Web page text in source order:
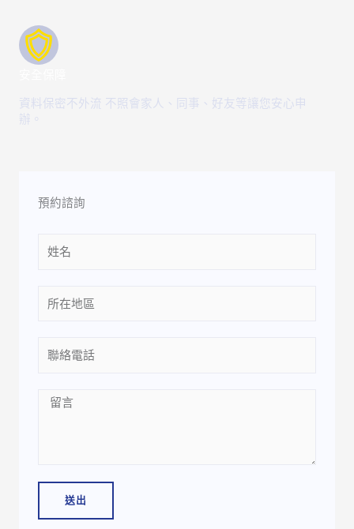
資料保密不外流 不照會家人、同事、好友等讓您安心申
辦。
預約諮詢
Name
Location
Phone
Message
送出